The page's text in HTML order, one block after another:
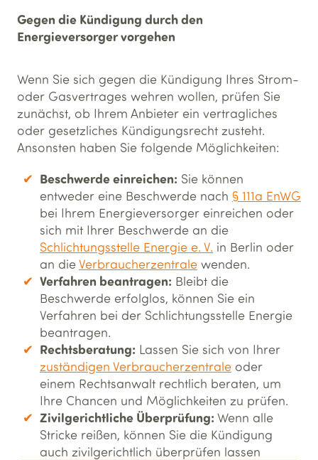
Gegen die Kündigung durch den
Energieversorger vorgehen
Wenn Sie sich gegen die Kündigung Ihres Strom-
oder Gasvertrages wehren wollen, prüfen Sie
zunächst, ob Ihrem Anbieter ein vertragliches
oder gesetzliches Kündigungsrecht zusteht.
Ansonsten haben Sie folgende Möglichkeiten:
Beschwerde einreichen: Sie können
entweder eine Beschwerde nach § 111a EnWG
bei Ihrem Energieversorger einreichen oder
sich mit Ihrer Beschwerde an die
Schlichtungsstelle Energie e. V. in Berlin oder
an dieVerbraucherzentrale wenden.
Verfahren beantragen: Bleibt die
Beschwerde erfolglos, können Sie ein
Verfahren bei der Schlichtungsstelle Energie
beantragen.
Rechtsberatung: Lassen Sie sich von Ihrer
zuständigen Verbraucherzentrale oder
einem Rechtsanwalt rechtlich beraten, um
Ihre Chancen und Möglichkeiten zu prüfen.
Zivilgerichtliche Überprüfung: Wenn alle
Stricke reißen, können Sie die Kündigung
auch zivilgerichtlich überprüfen lassen